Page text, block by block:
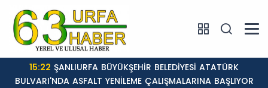
YENİLEME ÇALIŞMALARINA BAŞLIYOR
12:46